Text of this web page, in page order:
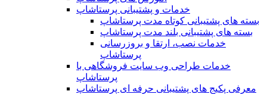
خدمات و پشتیبانی پرستاشاپ
بسته های پشتیبانی کوتاه مدت پرستاشاپ
بسته های پشتیبانی بلند مدت پرستاشاپ
خدمات نصب، ارتقا و بروزرسانی
پرستاشاپ
خدمات طراحی وب سایت فروشگاهی با
پرستاشاپ
معرفی پکیج های پشتیبانی حرفه ای پرستاشاپ